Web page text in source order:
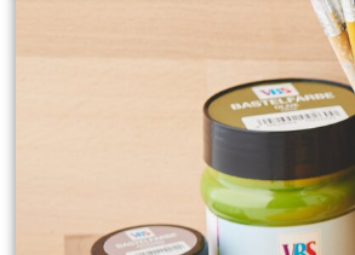
Anleitung Nr.